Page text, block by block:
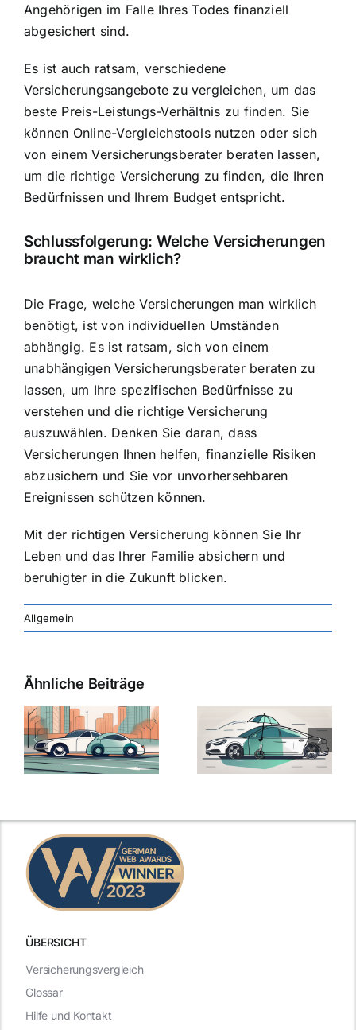
Angehörigen im Falle Ihres Todes finanziell
abgesichert sind.
Es ist auch ratsam, verschiedene
Versicherungsangebote zu vergleichen, um das
beste Preis-Leistungs-Verhältnis zu finden. Sie
können Online-Vergleichstools nutzen oder sich
von einem Versicherungsberater beraten lassen,
um die richtige Versicherung zu finden, die Ihren
Bedürfnissen und Ihrem Budget entspricht.
Schlussfolgerung: Welche Versicherungen
braucht man wirklich?
Die Frage, welche Versicherungen man wirklich
benötigt, ist von individuellen Umständen
abhängig. Es ist ratsam, sich von einem
unabhängigen Versicherungsberater beraten zu
lassen, um Ihre spezifischen Bedürfnisse zu
verstehen und die richtige Versicherung
auszuwählen. Denken Sie daran, dass
Versicherungen Ihnen helfen, finanzielle Risiken
abzusichern und Sie vor unvorhersehbaren
Ereignissen schützen können.
Mit der richtigen Versicherung können Sie Ihr
Leben und das Ihrer Familie absichern und
beruhigter in die Zukunft blicken.
Allgemein
Ähnliche Beiträge
ÜBERSICHT
Versicherungsvergleich
Glossar
Hilfe und Kontakt